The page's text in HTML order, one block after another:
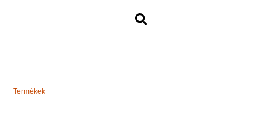
Termékek